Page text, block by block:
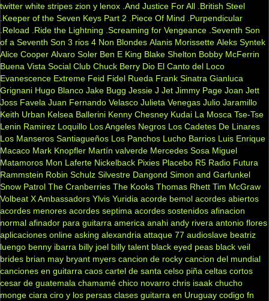
twitter white stripes zion y lenox .And Justice For All .British Steel
.Keeper of the Seven Keys Part 2
.Piece Of Mind
.Purpendicular
.Reload
.Ride the Lightning .Screaming for Vengeance .Seventh Son
of a Seventh Son 3 rios 4 Non Blondes Alanis Morissette Aleks Syntek
Alice Cooper Alvaro Soler Ben E King Blake Shelton Bobby McFerrin
Buena Vista Social Club Chuck Berry Dio El Canto del Loco
Evanescence Extreme Feid Fidel Rueda Frank Sinatra Gianluca
Grignani Hugo Blanco Jake Bugg Jessie J Jet Jimmy Page Joan Jett
Joss Favela Juan Fernando Velasco Julieta Venegas Julio Jaramillo
Keith Urban Kelsea Ballerini Kenny Chesney Kudai La Mosca Tse-Tse
Lenin Ramirez Loquillo Los Angeles Negros Los Cadetes De Linares
Los Manseros Santiagueños Los Panchos Lucho Barrios Luis Enrique
Macaco Mark Knopfler Martín valverde Mercedes Sosa Miguel
Matamoros Mon Laferte Nickelback Pixies Placebo R5 Radio Futura
Rammstein Robin Schulz Silvestre Dangond Simon and Garfunkel
Snow Patrol The Cranberries The Kooks Thomas Rhett Tim McGraw
Volbeat X Ambassadors Ylvis Yuridia acorde bemol acordes abiertos
acordes menores acordes septima acordes sostenidos afinacion
normal afinador para guitarra america anahi andy rivera antonio flores
aplicaciones online asking alexandria attaque 77 audioslave beatriz
luengo benny ibarra billy joel billy talent black eyed peas black veil
brides brian may bryant myers cancion de rocky cancion del mundial
canciones en guitarra caos cartel de santa celso piña celtas cortos
cesar de guatemala chamamé chico novarro chris isaak chucho
monge ciara ciro y los persas clases guitarra en Uruguay codigo fn